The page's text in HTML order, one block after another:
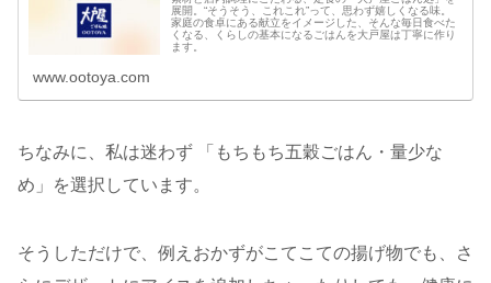
展開。“そうそう、これこれ”って、思わず嬉しくなる味。
家庭の食卓にある献立をイメージした、そんな毎日食べた
くなる、くらしの基本になるごはんを大戸屋は丁寧に作り
ます。
www.ootoya.com
ちなみに、私は迷わず 「もちもち五穀ごはん・量少な
め」を選択しています。
そうしただけで、例えおかずがこてこての揚げ物でも、さ